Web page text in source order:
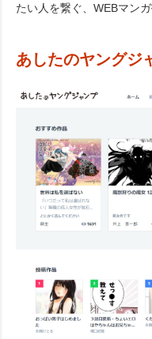
たい人を繋ぐ、WEBマン
あしたのヤングジ